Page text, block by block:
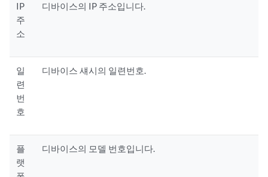
IP
주
소
디바이스의 IP 주소입니다.
일
련
번
호
디바이스 섀시의 일련번호.
플
랫
디바이스의 모델 번호입니다.